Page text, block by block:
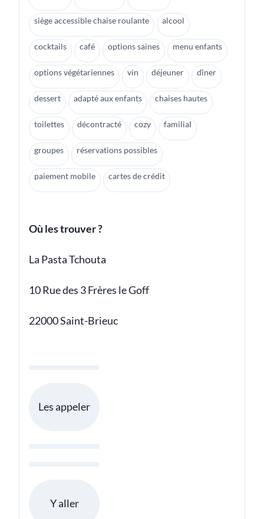
siège accessible chaise roulante alcool
cocktails café options saines menu enfants
options végétariennes vin déjeuner dîner
dessert adapté aux enfants chaises hautes
toilettes décontracté cozy familial
groupes réservations possibles
paiement mobile cartes de crédit
Où les trouver ?
La Pasta Tchouta
10 Rue des 3 Frères le Goff
22000 Saint-Brieuc
Les appeler
Y aller